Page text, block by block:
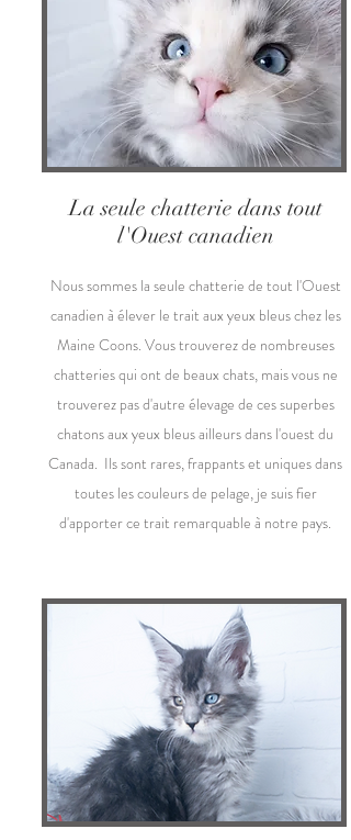
La seule chatterie dans tout
l'Ouest canadien
Nous sommes la seule chatterie de tout l'Ouest
canadien à élever le trait aux yeux bleus chez les
Maine Coons. Vous trouverez de nombreuses
chatteries qui ont de beaux chats, mais vous ne
trouverez pas d'autre élevage de ces superbes
chatons aux yeux bleus ailleurs dans l'ouest du
Canada. Ils sont rares, frappants et uniques dans
toutes les couleurs de pelage, je suis fier
d'apporter ce trait remarquable à notre pays.